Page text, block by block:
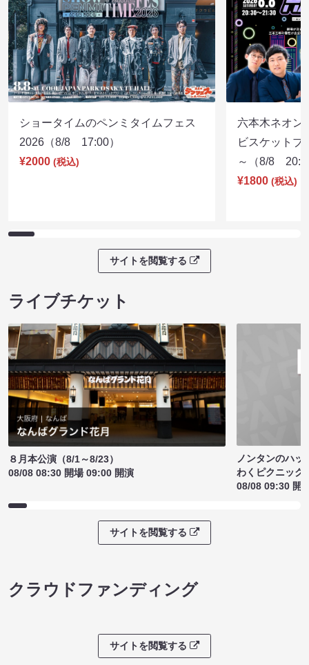
ショータイムのペンミタイムフェス
2026（8/8 17:00）
¥2000 (税込)
六本木ネオン
ビスケットブ
～（8/8
¥1800 (税込)
サイトを閲覧する
ライブチケット
８月本公演（8/1～8/23）
08/08 08:30 開場 09:00 開演
ノンタンのハッ
わくピクニック
08/08 09:30 開
サイトを閲覧する
クラウドファンディング
サイトを閲覧する